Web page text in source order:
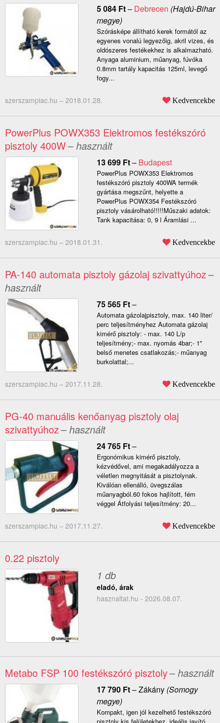
5 084 Ft– Debrecen (Hajdú-Bihar
megye)
Szórásképe állítható kerek formától az
egyenes vonalú legyezőig, akril vizes, és
oldószeres festékekhez is alkalmazható.
Anyaga aluminium, műanyag, fúvóka
0.8mm tartály kapacitás 125ml, levegő
fogy...
szerszampiac.hu – 2018.01.28. Kedvencekbe
PowerPlus POWX353 Elektromos festékszóró
pisztoly 400W– használt
13 699 Ft– Budapest
PowerPlus POWX353 Elektromos
festékszóró pisztoly 400WA termék
gyártása megszűnt, helyette a
PowerPlus POWX354 Festékszóró
pisztoly vásárolható!!!!!Műszaki adatok:
Tank kapacitása: 0, 9 l Áramlási ...
szerszampiac.hu – 2018.01.31. Kedvencekbe
PA-140 automata pisztoly gázolaj szivattyúhoz–
használt
75 565 Ft–
Automata gázolajpisztoly, max. 140 liter/
perc teljesítményhez Automata gázolaj
kimérő pisztoly: - max. 140 L/p
teljesítmény;- max. nyomás 4bar;- 1"
belső menetes csatlakozás;- műanyag
burkolattal;...
szerszampiac.hu – 2017.11.28. Kedvencekbe
PG-40 manuális kenőanyag pisztoly olaj
szivattyúhoz– használt
24 765 Ft–
Ergonómikus kimérő pisztoly,
kézvédővel, ami megakadályozza a
véletlen megnyitását a pisztolynak.
Kiválóan ellenálló, üvegszálas
műanyagból.60 fokos hajlított, fém
véggel Átfolyási teljesítmény: 20...
szerszampiac.hu – 2017.11.27. Kedvencekbe
0.22 pisztoly
1 db
eladó, árak
hasznaltat.hu - 2026.08.07.
Metabo FSP 100 festékszóró pisztoly– használt
17 790 Ft–Zákány(Somogy
megye)
Kompakt, igen jól kezelhető festékszóró